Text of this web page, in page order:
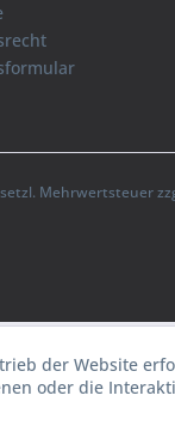
Mehrwertsteuer
der Website
oder die